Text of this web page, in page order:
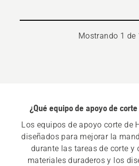
Mostrando 1 de
¿Qué equipo de apoyo de
Los equipos de apoyo corte de
diseñados para mejorar la
durante las tareas de corte y
materiales duraderos y los